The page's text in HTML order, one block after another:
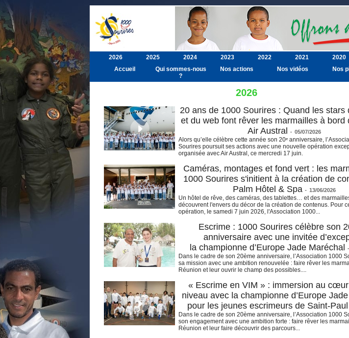
2026 2025 2024 2023 2022 2021 2020
Accueil
Qui sommes-nous
?
Nos actions Nos vidéos Nos
2026
20 ans de 1000 Sourires : Quand les stars
et du web font rêver les marmailles à bord
Air Austral
- 05/07/2026
Alors qu’elle célèbre cette année son 20ᵉ anniversaire,
Sourires poursuit ses actions avec une nouvelle opération
organisée avec Air Austral, ce mercredi 17 juin.
Caméras, montages et fond vert : les
1000 Sourires s'initient à la création de
Palm Hôtel & Spa - 13/06/2026
Un hôtel de rêve, des caméras, des tablettes… et des
découvrent l'envers du décor de la création de contenus. Pour
opération, le samedi 7 juin 2026, l'Association 1000...
Escrime : 1000 Sourires célèbre son
anniversaire avec une invitée
la championne d’Europe Jade Maréchal
-
Dans le cadre de son 20ème anniversaire, l’Association 1000
sa mission avec une ambition renouvelée : faire rêver les
Réunion et leur ouvrir le champ des possibles....
« Escrime en VIM » : immersion au
niveau avec la championne d’Europe
pour les jeunes escrimeurs de Saint-Paul
Dans le cadre de son 20ème anniversaire, l’Association 1000
son engagement avec une ambition forte : faire rêver les
Réunion et leur faire découvrir des parcours...